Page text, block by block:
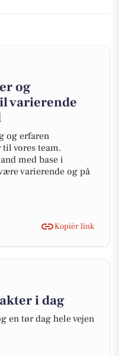
og
varierende
og erfaren
vores team.
med base i
varierende og på
Kopiér link
i dag
en tør dag hele vejen